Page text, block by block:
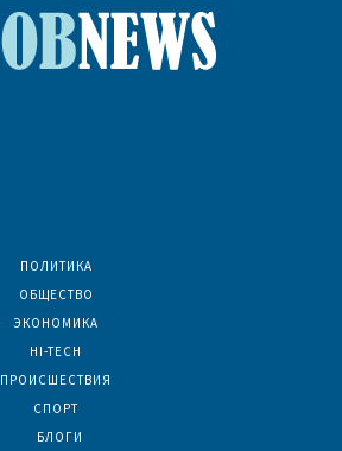
ПОЛИТИКА
ОБЩЕСТВО
ЭКОНОМИКА
HI-TECH
ПРОИСШЕСТВИЯ
СПОРТ
БЛОГИ